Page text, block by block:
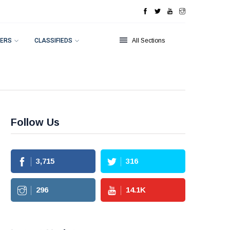
CLASSIFIEDS All Sections
Follow Us
3,715 316
296 14.1K